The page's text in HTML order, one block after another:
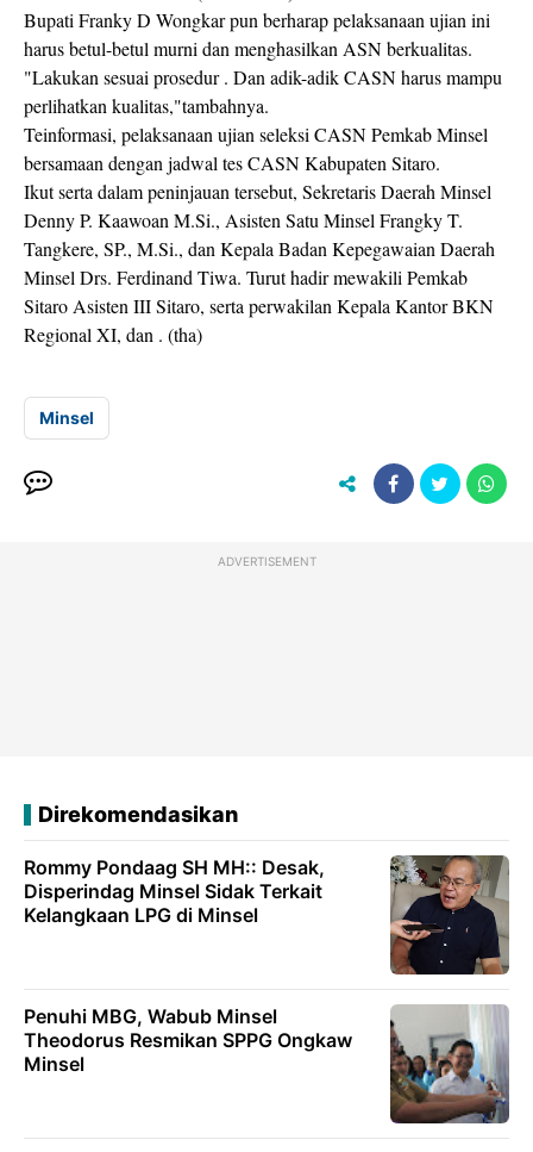
Bupati Franky D Wongkar pun berharap pelaksanaan ujian ini
harus betul-betul murni dan menghasilkan ASN berkualitas.
"Lakukan sesuai prosedur . Dan adik-adik CASN harus mampu
perlihatkan kualitas,"tambahnya.
Teinformasi, pelaksanaan ujian seleksi CASN Pemkab Minsel
bersamaan dengan jadwal tes CASN Kabupaten Sitaro.
Ikut serta dalam peninjauan tersebut, Sekretaris Daerah Minsel
Denny P. Kaawoan M.Si., Asisten Satu Minsel Frangky T.
Tangkere, SP., M.Si., dan Kepala Badan Kepegawaian Daerah
Minsel Drs. Ferdinand Tiwa. Turut hadir mewakili Pemkab
Sitaro Asisten III Sitaro, serta perwakilan Kepala Kantor BKN
Regional XI, dan . (tha)
Minsel
ADVERTISEMENT
Direkomendasikan
Rommy Pondaag SH MH:: Desak,
Disperindag Minsel Sidak Terkait
Kelangkaan LPG di Minsel
Penuhi MBG, Wabub Minsel
Theodorus Resmikan SPPG Ongkaw
Minsel